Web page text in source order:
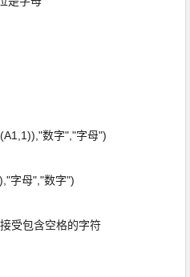
数字","字母")
字母","数字")
受包含空格的字符